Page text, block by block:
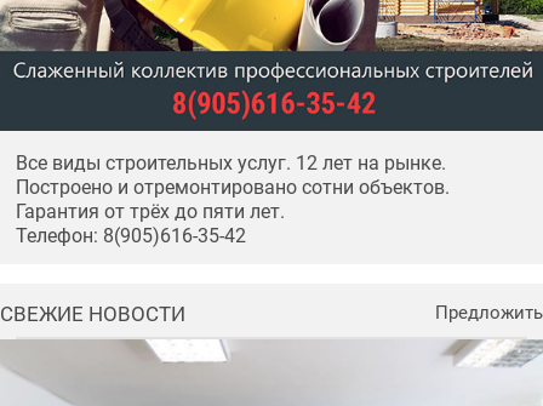
Все виды строительных услуг. 12 лет на рынке.
Построено и отремонтировано сотни объектов.
Гарантия от трёх до пяти лет.
Телефон: 8(905)616-35-42
СВЕЖИЕ НОВОСТИ Предложить